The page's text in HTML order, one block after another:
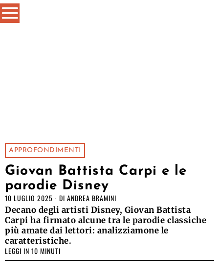
APPROFONDIMENTI
Giovan Battista Carpi e le
parodie Disney
10 LUGLIO 2025 DI ANDREA BRAMINI
Decano degli artisti Disney, Giovan Battista
Carpi ha firmato alcune tra le parodie classiche
più amate dai lettori: analizziamone le
caratteristiche.
LEGGI IN 10 MINUTI